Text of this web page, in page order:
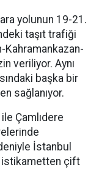
yolunun 19-21.
taşıt trafiği
Kahramankazan-
veriliyor. Aynı
başka bir
sağlanıyor.
Çamlıdere
İstanbul
istikametten çift